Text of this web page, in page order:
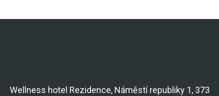
Wellness hotel Rezidence, Náměstí republiky 1, 373